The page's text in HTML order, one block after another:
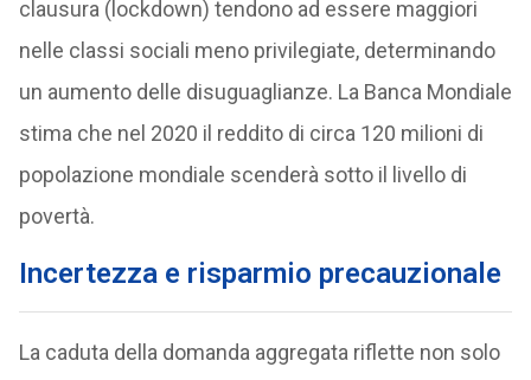
clausura (lockdown) tendono ad essere maggiori
nelle classi sociali meno privilegiate, determinando
un aumento delle disuguaglianze. La Banca Mondiale
stima che nel 2020 il reddito di circa 120 milioni di
popolazione mondiale scenderà sotto il livello di
povertà.
Incertezza e risparmio precauzionale
La caduta della domanda aggregata riflette non solo